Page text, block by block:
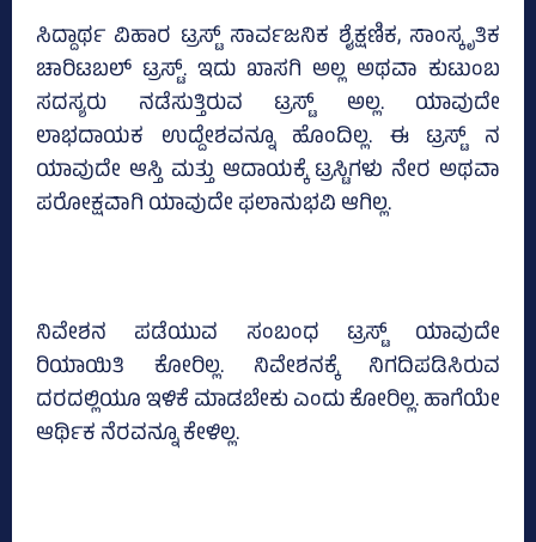
ಸಿದ್ದಾರ್ಥ ವಿಹಾರ ಟ್ರಸ್ಟ್‌ ಸಾರ್ವಜನಿಕ ಶೈಕ್ಷಣಿಕ, ಸಾಂಸ್ಕೃತಿಕ
ಚಾರಿಟಬಲ್‌ ಟ್ರಸ್ಟ್‌. ಇದು ಖಾಸಗಿ ಅಲ್ಲ ಅಥವಾ ಕುಟುಂಬ
ಸದಸ್ಯರು ನಡೆಸುತ್ತಿರುವ ಟ್ರಸ್ಟ್‌ ಅಲ್ಲ. ಯಾವುದೇ
ಲಾಭದಾಯಕ ಉದ್ದೇಶವನ್ನೂ ಹೊಂದಿಲ್ಲ. ಈ ಟ್ರಸ್ಟ್‌ ನ
ಯಾವುದೇ ಆಸ್ತಿ ಮತ್ತು ಆದಾಯಕ್ಕೆ ಟ್ರಸ್ಟಿಗಳು ನೇರ ಅಥವಾ
ಪರೋಕ್ಷವಾಗಿ ಯಾವುದೇ ಫಲಾನುಭವಿ ಆಗಿಲ್ಲ.
ನಿವೇಶನ ಪಡೆಯುವ ಸಂಬಂಧ ಟ್ರಸ್ಟ್‌ ಯಾವುದೇ
ರಿಯಾಯಿತಿ ಕೋರಿಲ್ಲ. ನಿವೇಶನಕ್ಕೆ ನಿಗದಿಪಡಿಸಿರುವ
ದರದಲ್ಲಿಯೂ ಇಳಿಕೆ ಮಾಡಬೇಕು ಎಂದು ಕೋರಿಲ್ಲ. ಹಾಗೆಯೇ
ಆರ್ಥಿಕ ನೆರವನ್ನೂ ಕೇಳಿಲ್ಲ.